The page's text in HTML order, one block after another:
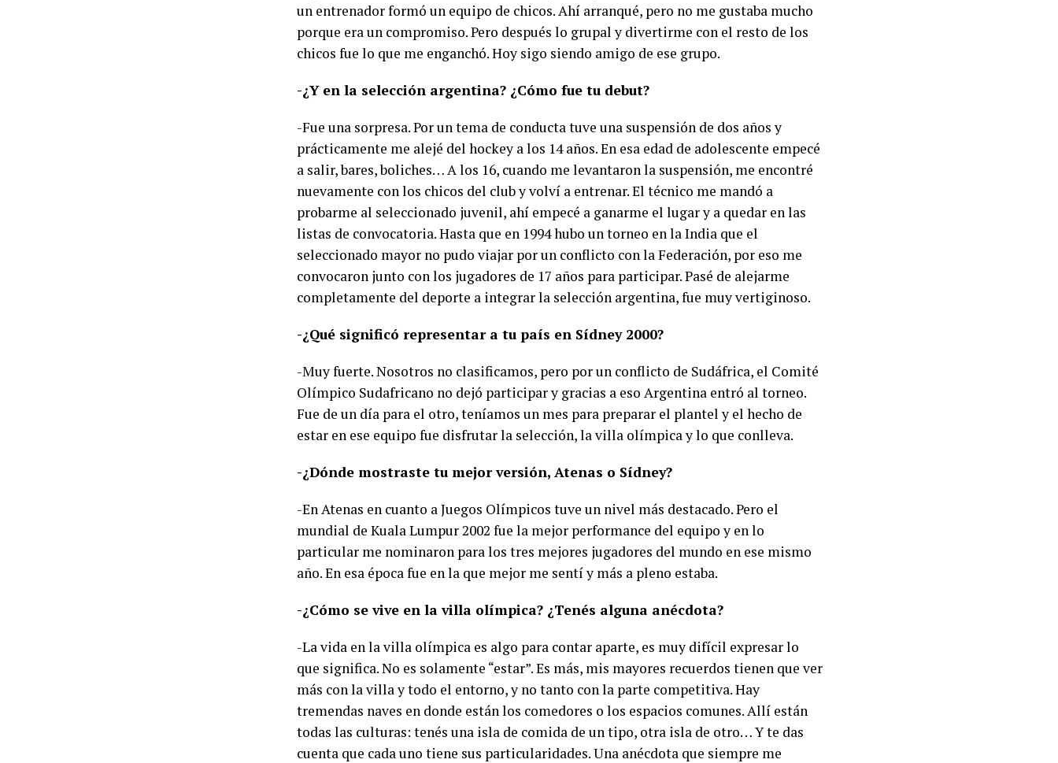
un entrenador formó un equipo de chicos. Ahí arranqué, pero no me gustaba mucho
porque era un compromiso. Pero después lo grupal y divertirme con el resto de los
chicos fue lo que me enganchó. Hoy sigo siendo amigo de ese grupo.
-¿Y en la selección argentina? ¿Cómo fue tu debut?
-Fue una sorpresa. Por un tema de conducta tuve una suspensión de dos años y
prácticamente me alejé del hockey a los 14 años. En esa edad de adolescente empecé
a salir, bares, boliches… A los 16, cuando me levantaron la suspensión, me encontré
nuevamente con los chicos del club y volví a entrenar. El técnico me mandó a
probarme al seleccionado juvenil, ahí empecé a ganarme el lugar y a quedar en las
listas de convocatoria. Hasta que en 1994 hubo un torneo en la India que el
seleccionado mayor no pudo viajar por un conflicto con la Federación, por eso me
convocaron junto con los jugadores de 17 años para participar. Pasé de alejarme
completamente del deporte a integrar la selección argentina, fue muy vertiginoso.
-¿Qué significó representar a tu país en Sídney 2000?
-Muy fuerte. Nosotros no clasificamos, pero por un conflicto de Sudáfrica, el Comité
Olímpico Sudafricano no dejó participar y gracias a eso Argentina entró al torneo.
Fue de un día para el otro, teníamos un mes para preparar el plantel y el hecho de
estar en ese equipo fue disfrutar la selección, la villa olímpica y lo que conlleva.
-¿Dónde mostraste tu mejor versión, Atenas o Sídney?
-En Atenas en cuanto a Juegos Olímpicos tuve un nivel más destacado. Pero el
mundial de Kuala Lumpur 2002 fue la mejor performance del equipo y en lo
particular me nominaron para los tres mejores jugadores del mundo en ese mismo
año. En esa época fue en la que mejor me sentí y más a pleno estaba.
-¿Cómo se vive en la villa olímpica? ¿Tenés alguna anécdota?
-La vida en la villa olímpica es algo para contar aparte, es muy difícil expresar lo
que significa. No es solamente “estar”. Es más, mis mayores recuerdos tienen que ver
más con la villa y todo el entorno, y no tanto con la parte competitiva. Hay
tremendas naves en donde están los comedores o los espacios comunes. Allí están
todas las culturas: tenés una isla de comida de un tipo, otra isla de otro… Y te das
cuenta que cada uno tiene sus particularidades. Una anécdota que siempre me